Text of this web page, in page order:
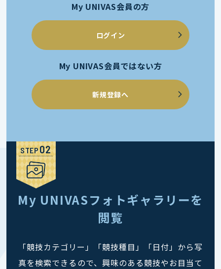
My UNIVAS会員の方
ログイン
My UNIVAS会員ではない方
新規登録へ
STEP
My UNIVASフォトギャラリーを
閲覧
「競技カテゴリー」「競技種目」「日付」から写
真を検索できるので、興味のある競技やお目当て